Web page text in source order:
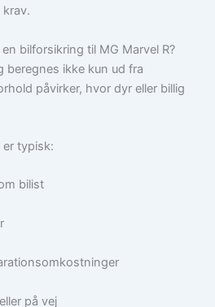
bilforsikring til MG Marvel R?
beregnes ikke kun ud fra
påvirker, hvor dyr eller billig
typisk:
bilist
på vej